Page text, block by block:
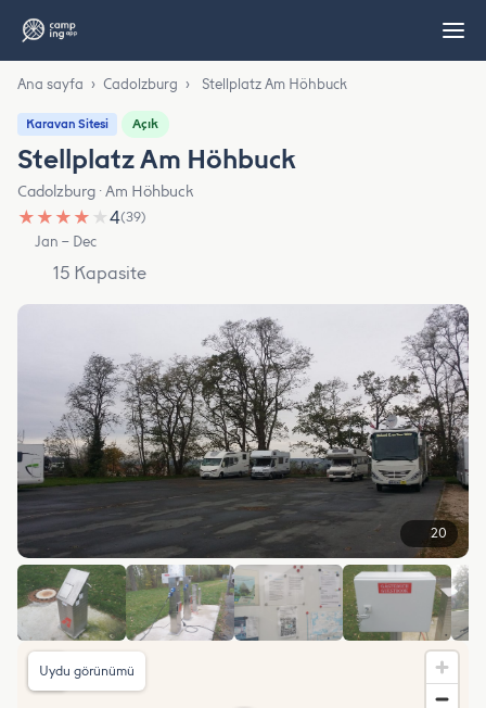
Ana sayfa › Cadolzburg › Stellplatz Am Höhbuck
Karavan Sitesi Açık
Stellplatz Am Höhbuck
Cadolzburg · Am Höhbuck
★ ★ ★ ★ ★4(39)
Jan – Dec
15 Kapasite
20
Uydu görünümü